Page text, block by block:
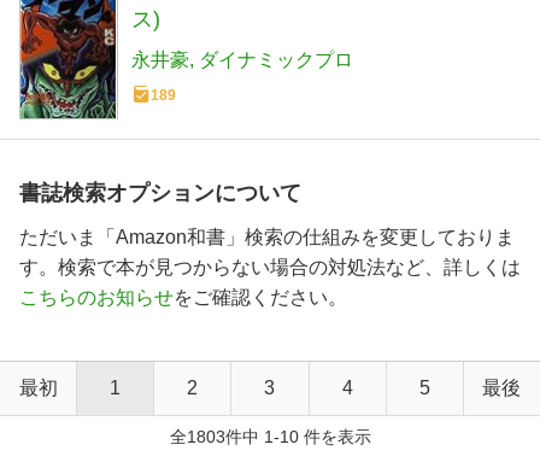
ス)
永井豪 ダイナミックプロ
189
書誌検索オプションについて
ただいま「Amazon和書」検索の仕組みを変更しておりま
す。検索で本が見つからない場合の対処法など、詳しくは
こちらのお知らせをご確認ください。
最初 1 2 3 4 5 最後
全1803件中 1-10 件を表示